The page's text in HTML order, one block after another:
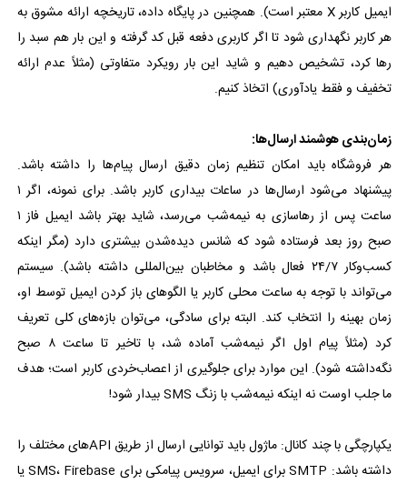
ایمیل کاربر X معتبر است). همچنین در پایگاه داده، تاریخچه ارائه مشوق به
هر کاربر نگهداری شود تا اگر کاربری دفعه قبل کد گرفته و این بار هم سبد را
رها کرد، تشخیص دهیم و شاید این بار رویکرد متفاوتی (مثلاً عدم ارائه
تخفیف و فقط یادآوری) اتخاذ کنیم.
زمان‌بندی هوشمند ارسال‌ها:
هر فروشگاه باید امکان تنظیم زمان دقیق ارسال پیام‌ها را داشته باشد.
پیشنهاد می‌شود ارسال‌ها در ساعات بیداری کاربر باشد. برای نمونه، اگر ۱
ساعت پس از رهاسازی به نیمه‌شب می‌رسد، شاید بهتر باشد ایمیل فاز ۱
صبح روز بعد فرستاده شود که شانس دیده‌شدن بیشتری دارد (مگر اینکه
کسب‌وکار ۲۴/۷ فعال باشد و مخاطبان بین‌المللی داشته باشد). سیستم
می‌تواند با توجه به ساعت محلی کاربر یا الگوهای باز کردن ایمیل توسط او،
زمان بهینه را انتخاب کند. البته برای سادگی، می‌توان بازه‌های کلی تعریف
کرد (مثلاً پیام اول اگر نیمه‌شب آماده شد، با تاخیر تا ساعت ۸ صبح
نگه‌داشته شود). این موارد برای جلوگیری از اعصاب‌خردی کاربر است؛ هدف
ما جلب اوست نه اینکه نیمه‌شب با زنگ SMS بیدار شود!
یکپارچگی با چند کانال: ماژول باید توانایی ارسال از طریق APIهای مختلف را
داشته باشد: SMTP برای ایمیل، سرویس پیامکی برای SMS، Firebase یا